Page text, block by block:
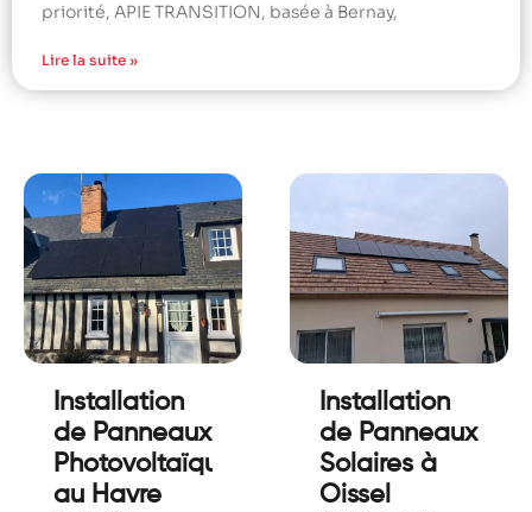
priorité, APIE TRANSITION, basée à Bernay,
Lire la suite »
Installation
de Panneaux
Photovoltaïque
au Havre
Installation
de Panneaux
Solaires à
Oissel